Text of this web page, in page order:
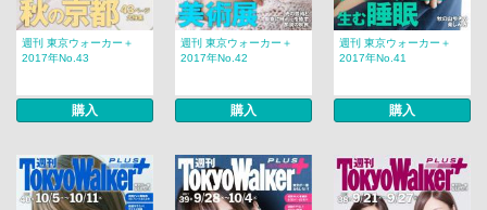
週刊 東京ウォーカー＋
2017年No.43
購入
週刊 東京ウォーカー＋
2017年No.42
購入
週刊 東京ウォーカー＋
2017年No.41
購入